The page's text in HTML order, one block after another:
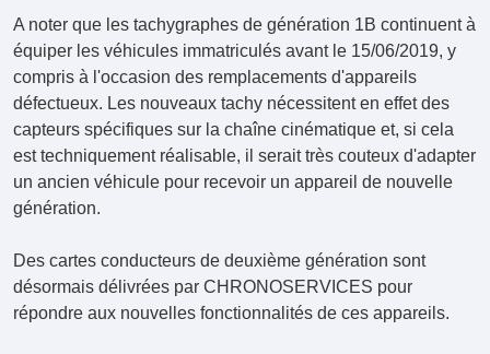
A noter que les tachygraphes de génération 1B continuent à
équiper les véhicules immatriculés avant le 15/06/2019, y
compris à l'occasion des remplacements d'appareils
défectueux. Les nouveaux tachy nécessitent en effet des
capteurs spécifiques sur la chaîne cinématique et, si cela
est techniquement réalisable, il serait très couteux d'adapter
un ancien véhicule pour recevoir un appareil de nouvelle
génération.
Des cartes conducteurs de deuxième génération sont
désormais délivrées par CHRONOSERVICES pour
répondre aux nouvelles fonctionnalités de ces appareils.